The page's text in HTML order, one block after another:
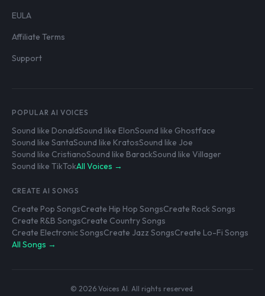
EULA
Affiliate Terms
Support
POPULAR AI VOICES
Sound like DonaldSound like ElonSound like Ghostface
Sound like SantaSound like KratosSound like Joe
Sound like CristianoSound like BarackSound like Villager
Sound like TikTokAll Voices →
CREATE AI SONGS
Create Pop SongsCreate Hip Hop SongsCreate Rock Songs
Create R&B SongsCreate Country Songs
Create Electronic SongsCreate Jazz SongsCreate Lo-Fi Songs
All Songs →
© 2026 Voices AI. All rights reserved.